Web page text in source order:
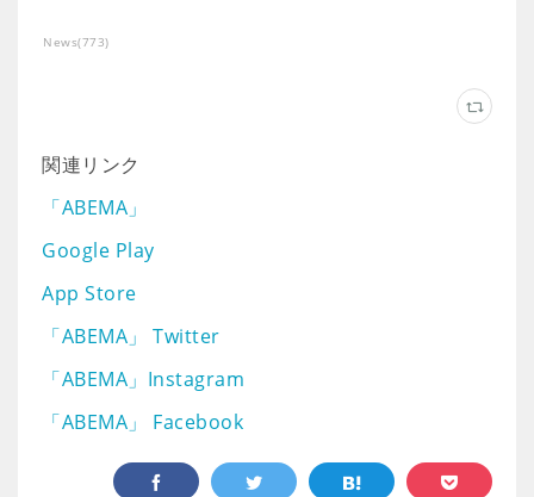
News(773)
関連リンク
「ABEMA」
Google Play
App Store
「ABEMA」 Twitter
「ABEMA」Instagram
「ABEMA」 Facebook